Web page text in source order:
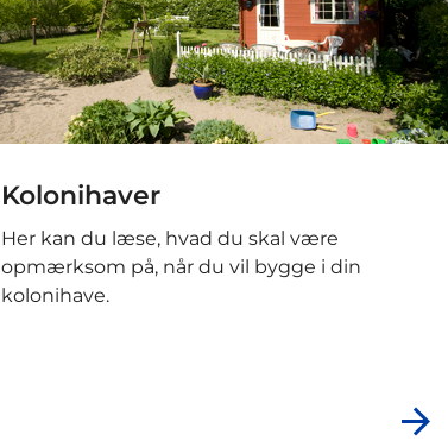
Kolonihaver
Her kan du læse, hvad du skal være
opmærksom på, når du vil bygge i din
kolonihave.